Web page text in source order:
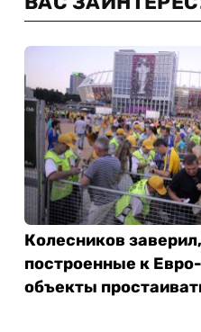
Колесников
построенные к
объекты